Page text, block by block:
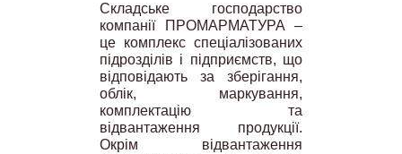
Складське господарство
компанії ПРОМАРМАТУРА –
це комплекс спеціалізованих
підрозділів і підприємств, що
відповідають за зберігання,
облік, маркування,
комплектацію та
відвантаження продукції.
Окрім відвантаження